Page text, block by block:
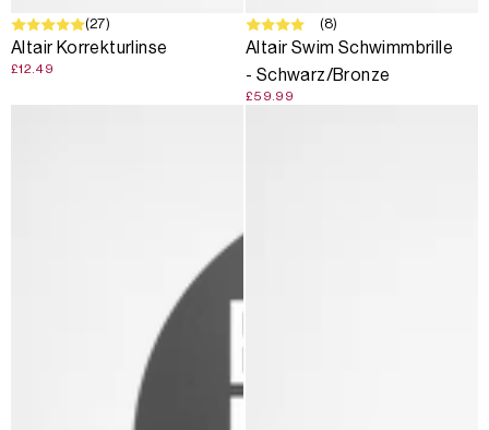
(27)
Altair Korrekturlinse
£12.49
(8)
Altair Swim Schwimmbrille
- Schwarz/Bronze
£59.99